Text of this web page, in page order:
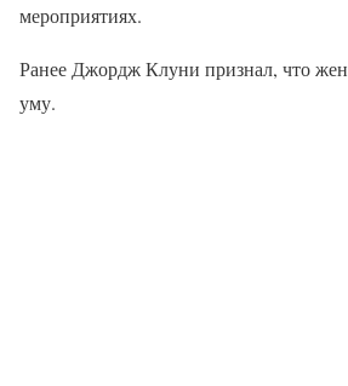
мероприятиях.
Ранее Джордж Клуни признал, что
уму.